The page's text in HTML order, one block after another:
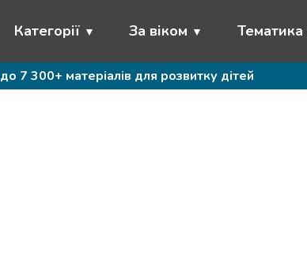
Категорії За віком Тематика
до 7 300+ матеріалів для розвитку дітей